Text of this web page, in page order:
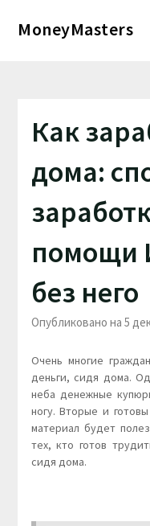
MoneyMasters
Как
дома:
помощи
без него
Опубликовано на 5
Очень многие
деньги, сидя дома.
неба денежные
ногу. Вторые и
материал будет
тех, кто готов
сидя дома.